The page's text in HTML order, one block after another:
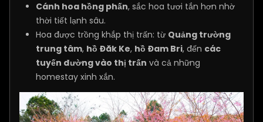
Cánh hoa hồng phấn, sắc hoa tươi tắn hơn nhờ
thời tiết lạnh sâu.
Hoa được trồng khắp thị trấn: từ Quảng trường
trung tâm, hồ Đăk Ke, hồ Đam Bri, đến các
tuyến đường vào thị trấn và cả những
homestay xinh xắn.